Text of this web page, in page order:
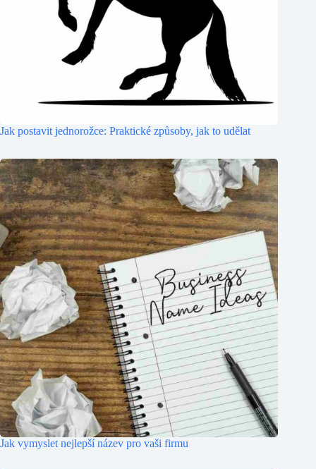
Jak postavit jednorožce: Praktické způsoby, jak to udělat
Jak vymyslet nejlepší název pro vaši firmu